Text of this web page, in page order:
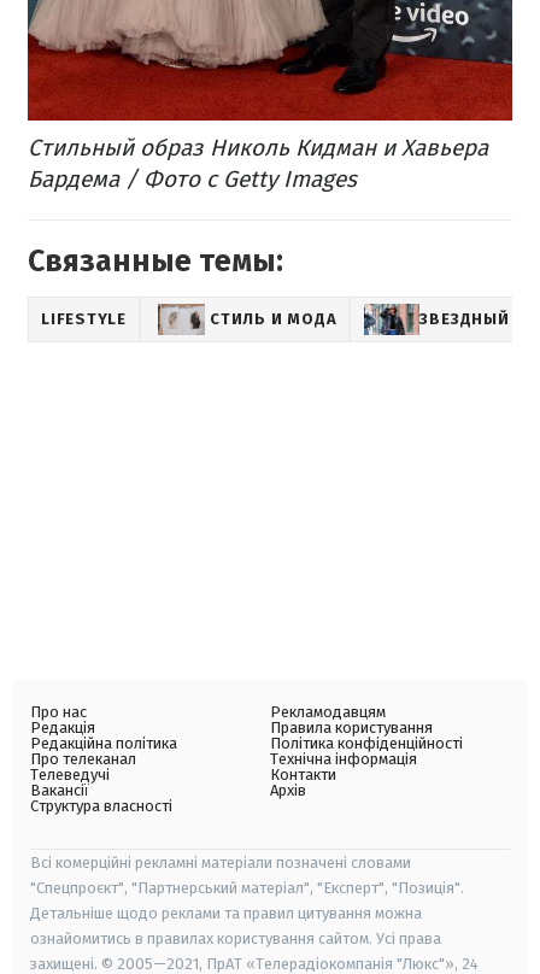
Стильный образ Николь Кидман и Хавьера
Бардема / Фото с Getty Images
Связанные темы:
LIFESTYLE СТИЛЬ И МОДА ЗВЕЗДНЫЙ
Про нас
Редакція
Редакційна політика
Про телеканал
Телеведучі
Вакансії
Структура власності
Рекламодавцям
Правила користування
Політика конфіденційності
Технічна інформація
Контакти
Архів
Всі комерційні рекламні матеріали позначені словами
"Спецпроєкт", "Партнерський матеріал", "Експерт", "Позиція".
Детальніше щодо реклами та правил цитування можна
ознайомитись в правилах користування сайтом. Усі права
захищені. © 2005—2021, ПрАТ «Телерадіокомпанія "Люкс"», 24